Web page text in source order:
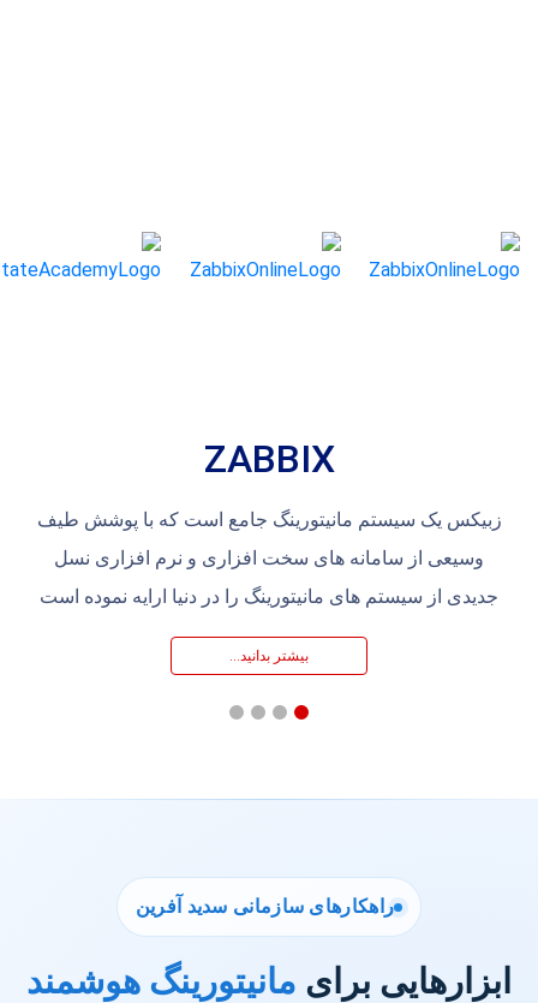
ZABBIX
زبیکس یک سیستم مانیتورینگ جامع است که با پوشش طیف
وسیعی از سامانه های سخت افزاری و نرم افزاری نسل
جدیدی از سیستم های مانیتورینگ را در دنیا ارایه نموده است
بیشتر بدانید…
راهکارهای سازمانی سدید آفرین
برایمانیتورینگ هوشمند